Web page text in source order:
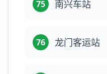
75 南兴车站
76 龙门客运站